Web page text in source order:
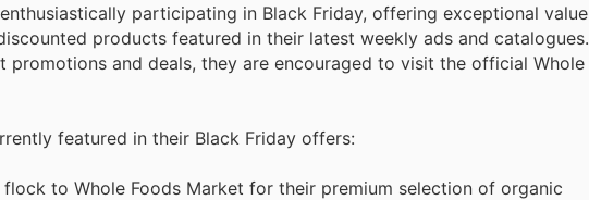
participating in Black Friday, offering exceptional value
products featured in their latest weekly ads and catalogues.
and deals, they are encouraged to visit the official Whole
featured in their Black Friday offers:
to Whole Foods Market for their premium selection of organic